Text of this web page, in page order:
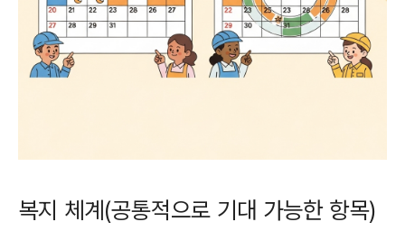
복지 체계(공통적으로 기대 가능한 항목)